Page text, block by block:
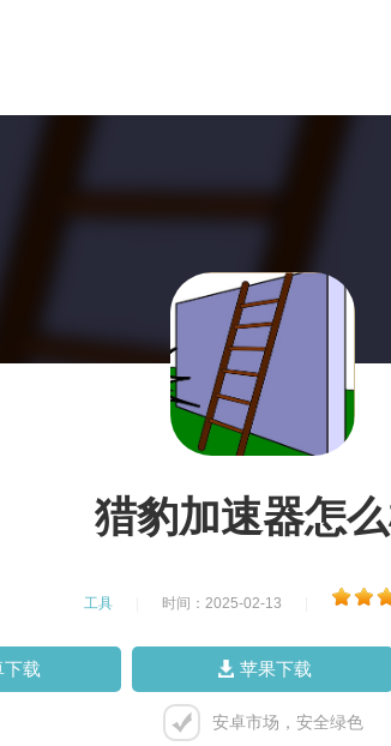
猎豹加速器怎
工具 时间：2025-02-13
下载 苹果下载
安卓市场，安全绿色